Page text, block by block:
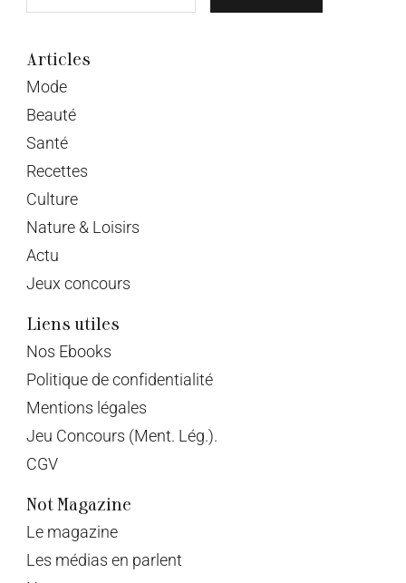
Articles
Mode
Beauté
Santé
Recettes
Culture
Nature & Loisirs
Actu
Jeux concours
Liens utiles
Nos Ebooks
Politique de confidentialité
Mentions légales
Jeu Concours (Ment. Lég.).
CGV
Not Magazine
Le magazine
Les médias en parlent